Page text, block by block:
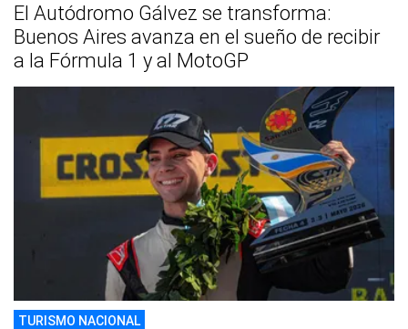
El Autódromo Gálvez se transforma:
Buenos Aires avanza en el sueño de recibir
a la Fórmula 1 y al MotoGP
TURISMO NACIONAL